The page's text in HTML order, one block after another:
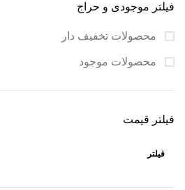
فیلتر موجودی و حراج
محصولات تخفیف دار
محصولات موجود
فیلتر قیمت
فیلتر